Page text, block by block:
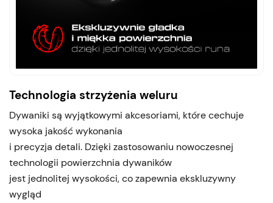
Technologia strzyżenia weluru
Dywaniki są wyjątkowymi akcesoriami, które cechuje
wysoka jakość wykonania
i precyzja detali. Dzięki zastosowaniu nowoczesnej
technologii powierzchnia dywaników
jest jednolitej wysokości, co zapewnia ekskluzywny
wygląd